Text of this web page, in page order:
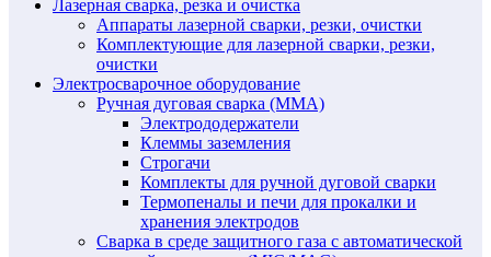
Лазерная сварка, резка и очистка
Аппараты лазерной сварки, резки, очистки
Комплектующие для лазерной сварки, резки,
очистки
Электросварочное оборудование
Ручная дуговая сварка (MMA)
Электрододержатели
Клеммы заземления
Строгачи
Комплекты для ручной дуговой сварки
Термопеналы и печи для прокалки и
хранения электродов
Сварка в среде защитного газа с автоматической